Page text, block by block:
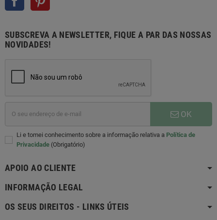
SUBSCREVA A NEWSLETTER, FIQUE A PAR DAS NOSSAS
NOVIDADES!
OK
Li e tomei conhecimento sobre a informação relativa a Política de
Privacidade (Obrigatório)
APOIO AO CLIENTE
INFORMAÇÃO LEGAL
OS SEUS DIREITOS - LINKS ÚTEIS